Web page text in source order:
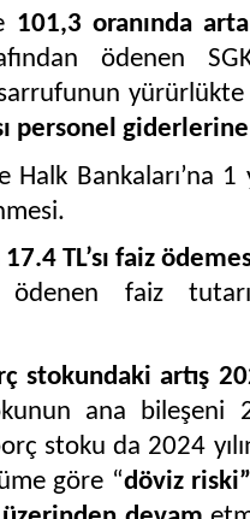
101,3 oranında
ödenen
yürürlükte
personel giderlerine
Halk Bankaları’na
TL’sı faiz
faiz
stokundaki artış
ana bileşeni
stoku da 2024
göre “döviz